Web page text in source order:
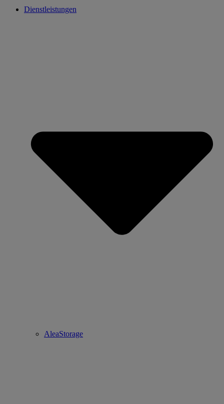
Dienstleistungen
AleaStorage